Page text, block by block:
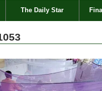
The Daily Star